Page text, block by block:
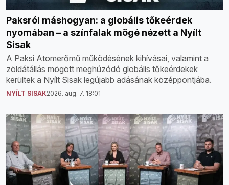
Paksról máshogyan: a globális tőkeérdek
nyomában – a színfalak mögé nézett a Nyílt
Sisak
A Paksi Atomerőmű működésének kihívásai, valamint a
zöldátállás mögött meghúzódó globális tőkeérdekek
kerültek a Nyílt Sisak legújabb adásának középpontjába.
NYÍLT SISAK2026. aug. 7. 18:01